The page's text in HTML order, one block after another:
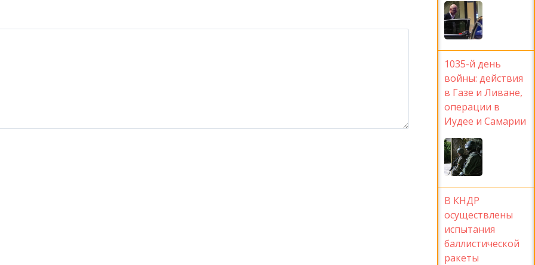
1035-й день
войны: действия
в Газе и Ливане,
операции в
Иудее и Самарии
В КНДР
осуществлены
испытания
баллистической
ракеты